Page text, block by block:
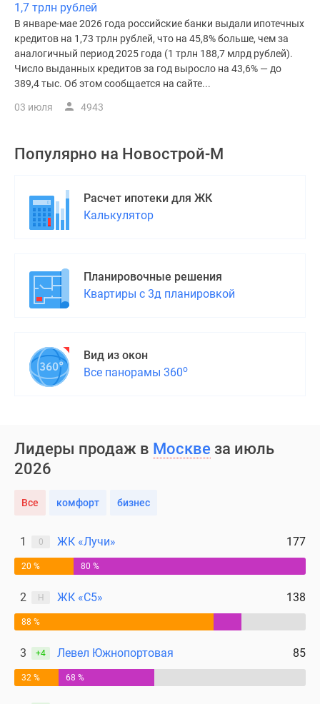
1,7 трлн рублей
В январе-мае 2026 года российские банки выдали ипотечных
кредитов на 1,73 трлн рублей, что на 45,8% больше, чем за
аналогичный период 2025 года (1 трлн 188,7 млрд рублей).
Число выданных кредитов за год выросло на 43,6% — до
389,4 тыс. Об этом сообщается на сайте...
03 июля 4943
Популярно на Новострой-М
Расчет ипотеки для ЖК
Калькулятор
Планировочные решения
Квартиры с 3д планировкой
Вид из окон
Все панорамы 360о
Лидеры продаж в Москве за июль
2026
Все комфорт бизнес
1 0 ЖК «Лучи» 177
20 % 80 %
2 Н ЖК «С5» 138
88 %
3 +4 Левел Южнопортовая 85
32 % 68 %